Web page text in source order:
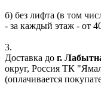
б) без лифта (в том
- за каждый этаж - от
3.
Доставка до г.
округ, Россия ТК
(оплачивается